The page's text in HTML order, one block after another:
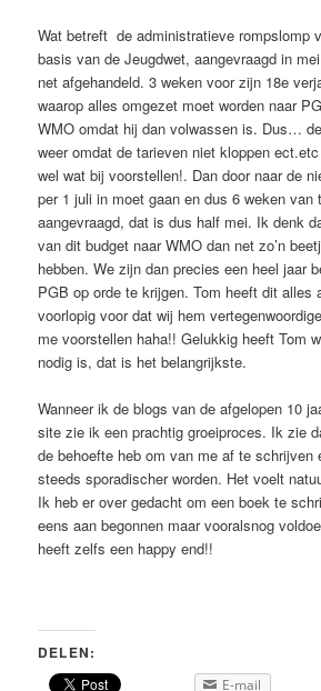
Wat betreft de administratieve rompslomp
basis van de Jeugdwet, aangevraagd in
net afgehandeld. 3 weken voor zijn 18e
waarop alles omgezet moet worden naar
WMO omdat hij dan volwassen is. Dus…
weer omdat de tarieven niet kloppen
wel wat bij voorstellen!. Dan door naar de
per 1 juli in moet gaan en dus 6 weken van
aangevraagd, dat is dus half mei. Ik denk
van dit budget naar WMO dan net zo’n
hebben. We zijn dan precies een heel jaar
PGB op orde te krijgen. Tom heeft dit alles
voorlopig voor dat wij hem
me voorstellen haha!! Gelukkig heeft Tom
nodig is, dat is het belangrijkste.
Wanneer ik de blogs van de afgelopen 10
site zie ik een prachtig groeiproces. Ik zie
de behoefte heb om van me af te schrijven
steeds sporadischer worden. Het voelt
Ik heb er over gedacht om een boek te
eens aan begonnen maar vooralsnog
heeft zelfs een happy end!!
DELEN:
E-mail